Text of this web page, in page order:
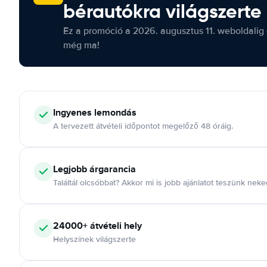
bérautókra világszerte
Ez a promóció a 2026. augusztus 11.
még ma!
Ingyenes lemondás
A tervezett átvételi időpontot megelőző 48 óráig.
Legjobb árgarancia
Találtál olcsóbbat? Akkor mi is jobb ajánlatot teszünk
24000+ átvételi hely
Helyszínek világszerte